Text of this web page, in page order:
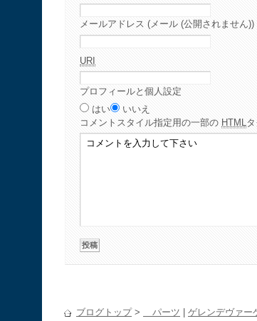
メールアドレス (メール (公開されません))
URI
プロフィールと個人設定
はい
いいえ
コメント スタイル指定用の一部の HTML
ブログトップ> パーツ ゲレンデヴァー